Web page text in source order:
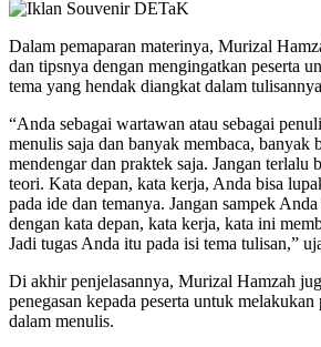
Dalam pemaparan materinya, Murizal
dan tipsnya dengan mengingatkan peserta
tema yang hendak diangkat dalam
“Anda sebagai wartawan atau sebagai
menulis saja dan banyak membaca, banyak
mendengar dan praktek saja. Jangan terlalu
teori. Kata depan, kata kerja, Anda bisa
pada ide dan temanya. Jangan sampek
dengan kata depan, kata kerja, kata ini
Jadi tugas Anda itu pada isi tema tulisan,”
Di akhir penjelasannya, Murizal Hamzah
penegasan kepada peserta untuk
dalam menulis.